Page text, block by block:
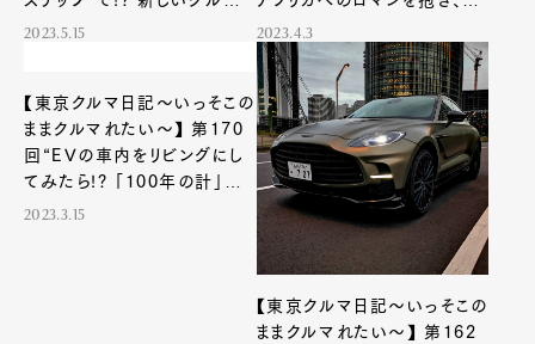
ブを乗りこなすプレミアム
2023.5.15
獣の王の存在感と野生の夜を
考えてしまう”
2023.4.3
【東京クルマ日記〜いっそこの
ままクルマれたい〜】 第170
回“EVの車内をリビングにし
てみたら!? 「100年の計」を
80’sデザインから始める”
2023.3.15
【東京クルマ日記〜いっそこの
ままクルマれたい〜】 第162